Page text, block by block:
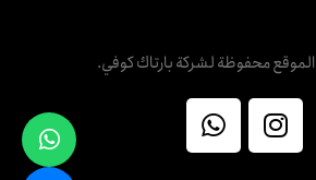
محفوظة لشركة بارتاك كوفي.